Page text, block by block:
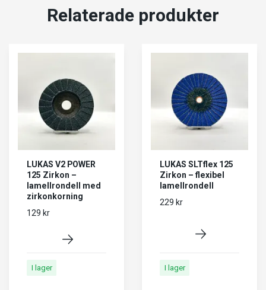
Relaterade produkter
LUKAS V2 POWER
125 Zirkon –
lamellrondell med
zirkonkorning
129 kr
I lager
LUKAS SLTflex 125
Zirkon – flexibel
lamellrondell
229 kr
I lager